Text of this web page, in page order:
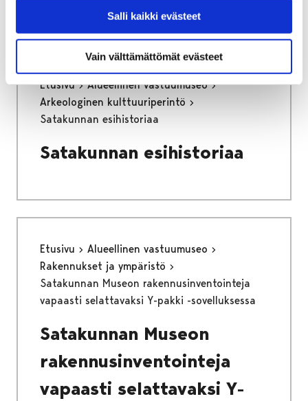
Salli kaikki evästeet
Vain välttämättömät evästeet
Etusivu
Alueellinen vastuumuseo
Arkeologinen kulttuuriperintö
Satakunnan esihistoriaa
Satakunnan esihistoriaa
Etusivu
Alueellinen vastuumuseo
Rakennukset ja ympäristö
Satakunnan Museon rakennusinventointeja
vapaasti selattavaksi Y-pakki -sovelluksessa
Satakunnan Museon
rakennusinventointeja
vapaasti selattavaksi Y-